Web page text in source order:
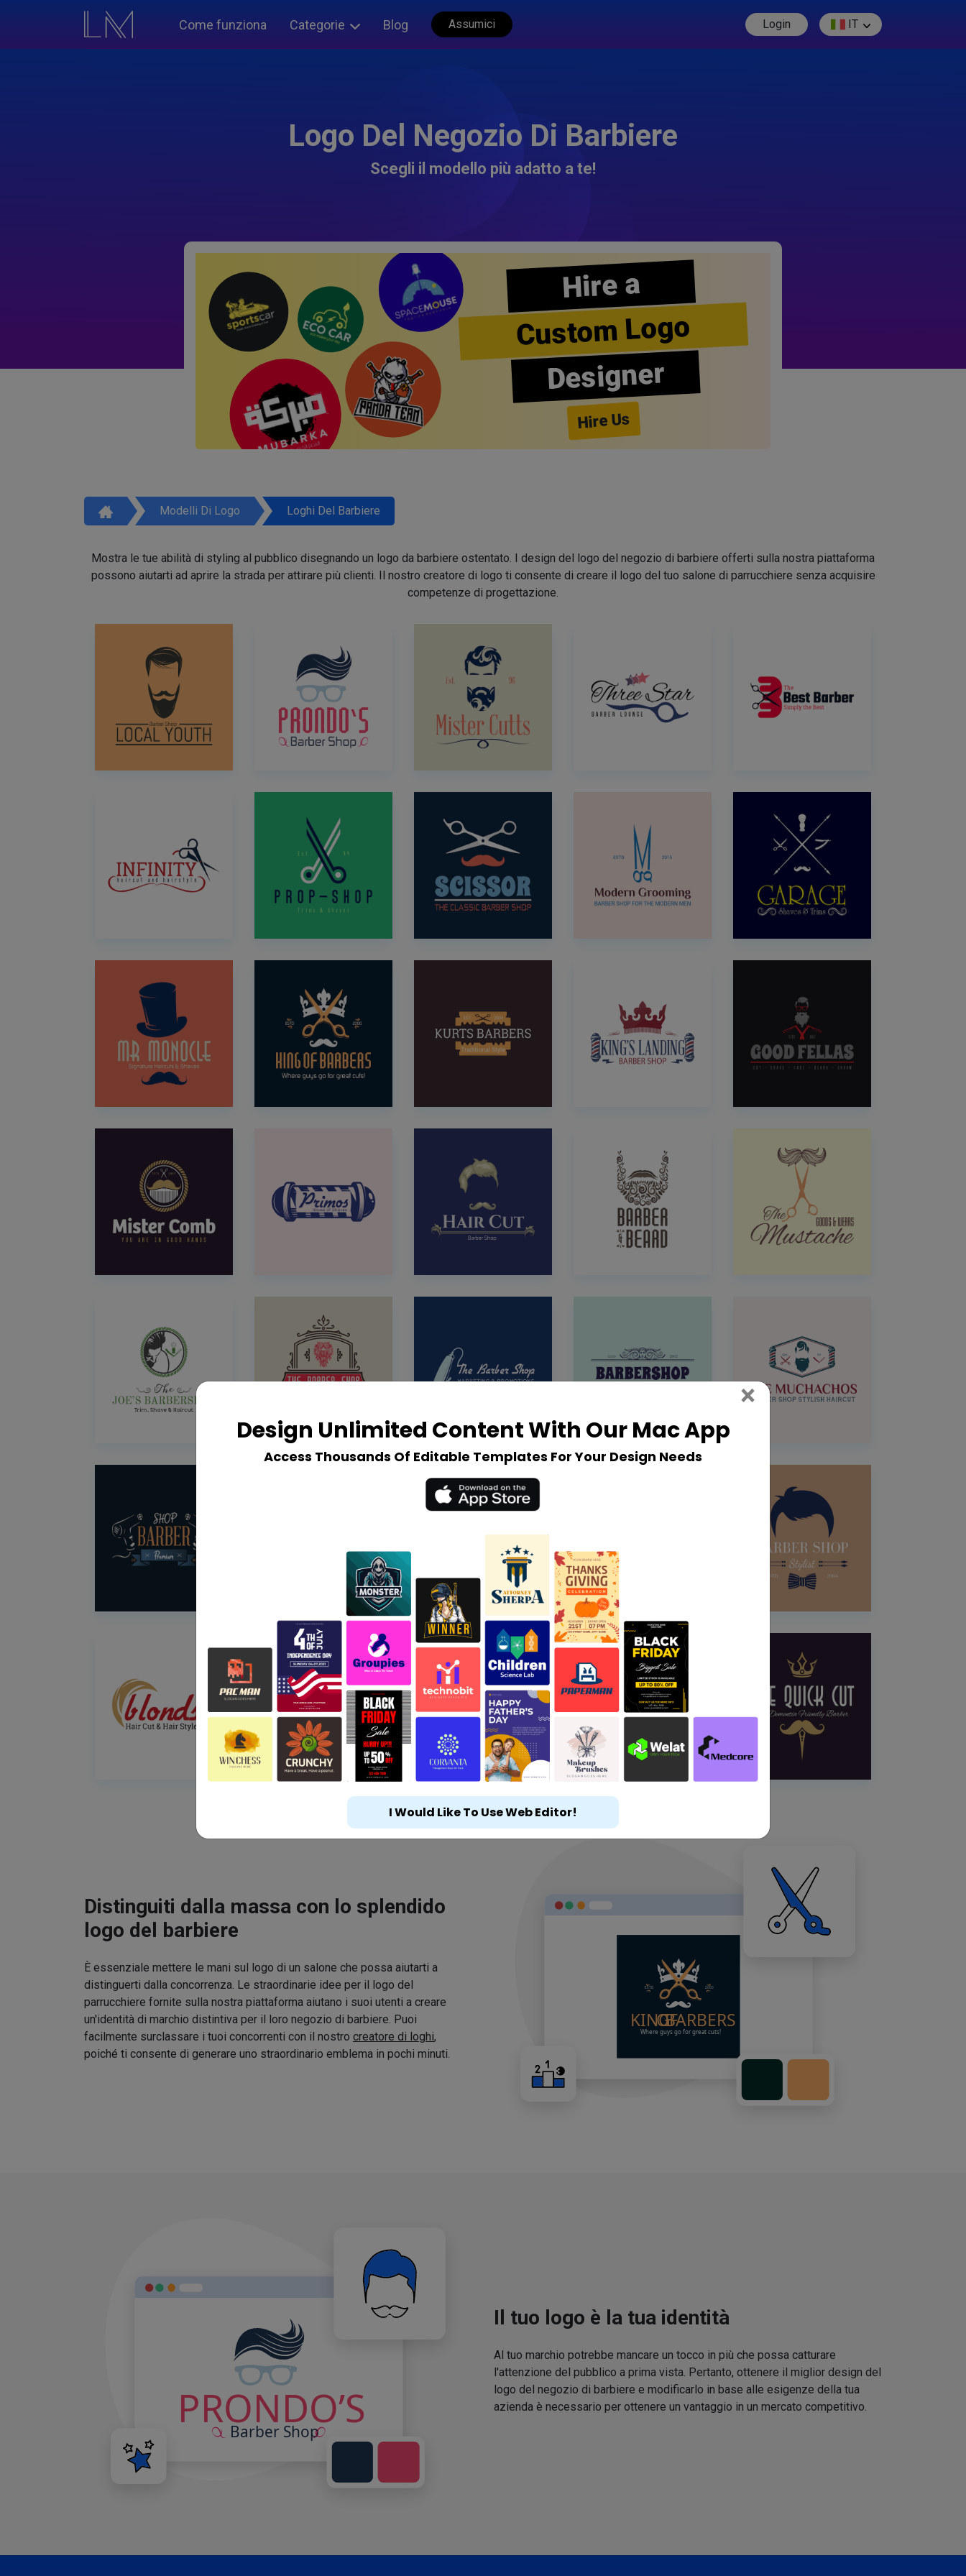
Come funziona Categorie Blog Assumici Login IT
Logo Del Negozio Di Barbiere
Scegli il modello più adatto a te!
Hire a
Custom Logo
Designer
Hire Us
Modelli Di Logo Loghi Del Barbiere
Mostra le tue abilità di styling al pubblico disegnando un logo da barbiere ostentato. I design del logo del negozio di barbiere offerti sulla nostra piattaforma
possono aiutarti ad aprire la strada per attirare più clienti. Il nostro creatore di logo ti consente di creare il logo del tuo salone di parrucchiere senza acquisire
competenze di progettazione.
Distinguiti dalla massa con lo splendido
logo del barbiere
È essenziale mettere le mani sul logo di un salone che possa aiutarti a
distinguerti dalla concorrenza. Le straordinarie idee per il logo del
parrucchiere fornite sulla nostra piattaforma aiutano i suoi utenti a creare
un'identità di marchio distintiva per il loro negozio di barbiere. Puoi
facilmente surclassare i tuoi concorrenti con il nostro creatore di loghi,
poiché ti consente di generare uno straordinario emblema in pochi minuti.
Il tuo logo è la tua identità
Al tuo marchio potrebbe mancare un tocco in più che possa catturare
l'attenzione del pubblico a prima vista. Pertanto, ottenere il miglior design del
logo del negozio di barbiere e modificarlo in base alle esigenze della tua
azienda è necessario per ottenere un vantaggio in un mercato competitivo.
Design Unlimited Content With Our Mac App
Access Thousands Of Editable Templates For Your Design Needs
× Close
I Would Like To Use Web Editor!